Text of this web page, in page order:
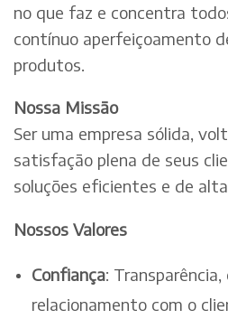
no que faz e concentra
contínuo aperfeiçoamento
produtos.
Nossa Missão
Ser uma empresa sólida,
satisfação plena de seus
soluções eficientes e de
Nossos Valores
Confiança:
relacionamento com o